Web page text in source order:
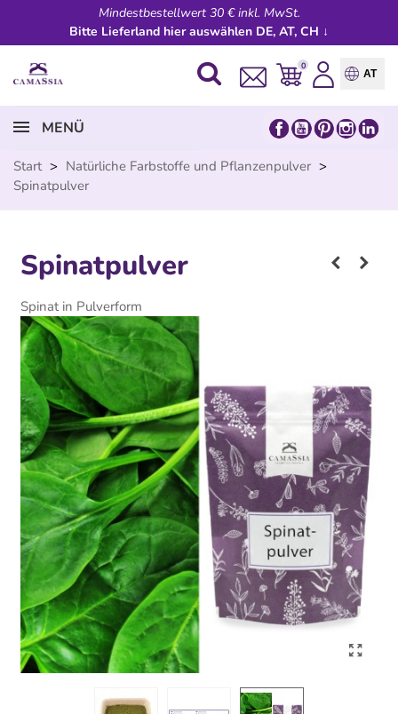
Mindestbestellwert 30 € inkl. MwSt.
Bitte Lieferland hier auswählen DE, AT, CH ↓
0
AT
MENÜ
Start > Natürliche Farbstoffe und Pflanzenpulver >
Spinatpulver
Spinatpulver
Spinat in Pulverform